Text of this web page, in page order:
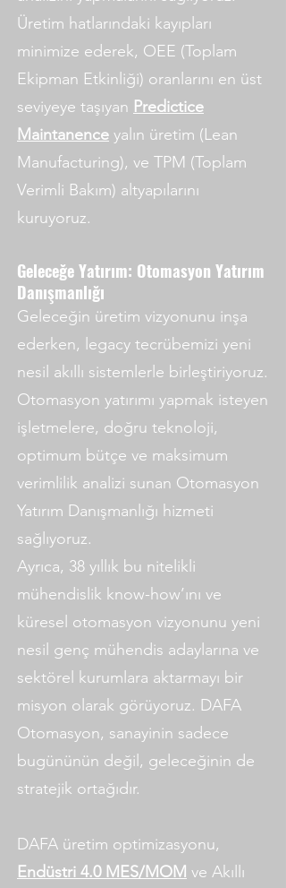
Üretim hatlarındaki kayıpları
minimize ederek, OEE (Toplam
Ekipman Etkinliği) oranlarını en üst
seviyeye taşıyan Predictice
Maintanence yalın üretim (Lean
Manufacturing), ve TPM (Toplam
Verimli Bakım) altyapılarını
kuruyoruz.
Geleceğe Yatırım: Otomasyon Yatırım
Danışmanlığı
Geleceğin üretim vizyonunu inşa
ederken, legacy tecrübemizi yeni
nesil akıllı sistemlerle birleştiriyoruz.
Otomasyon yatırımı yapmak isteyen
işletmelere, doğru teknoloji,
optimum bütçe ve maksimum
verimlilik analizi sunan Otomasyon
Yatırım Danışmanlığı hizmeti
sağlıyoruz.
Ayrıca, 38 yıllık bu nitelikli
mühendislik know-how’ını ve
küresel otomasyon vizyonunu yeni
nesil genç mühendis adaylarına ve
sektörel kurumlara aktarmayı bir
misyon olarak görüyoruz. DAFA
Otomasyon, sanayinin sadece
bugününün değil, geleceğinin de
stratejik ortağıdır.
DAFA üretim optimizasyonu,
Endüstri 4.0 MES/MOM ve Akıllı